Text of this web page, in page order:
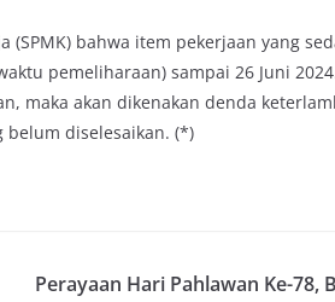
bahwa item pekerjaan yang
pemeliharaan) sampai 26 Juni
maka akan dikenakan denda
belum diselesaikan. (*)
Perayaan Hari Pahlawan Ke-78,